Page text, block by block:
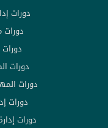
دورات
دورات
دورات
دورات
دورات
دورات